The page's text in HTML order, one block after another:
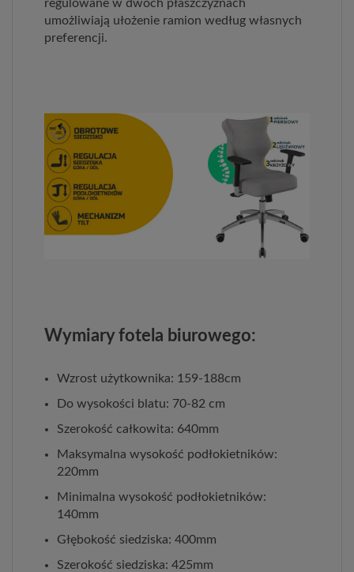
regulowane w dwóch płaszczyznach
umożliwiają ułożenie ramion według własnych
preferencji.
Wymiary fotela biurowego:
Wzrost użytkownika: 159-188cm
Do wysokości blatu: 70-82 cm
Szerokość całkowita: 640mm
Maksymalna wysokość podłokietników:
220mm
Minimalna wysokość podłokietników:
140mm
Głębokość siedziska: 400mm
Szerokość siedziska: 425mm